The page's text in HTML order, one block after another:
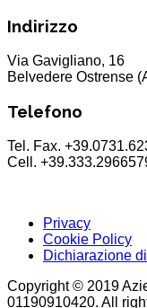
Indirizzo
Via Gavigliano, 16
Belvedere Ostrense
Telefono
Tel. Fax.
Cell.
Privacy
Cookie Policy
Dichiarazione
Copyright © 2019
01190910420. All